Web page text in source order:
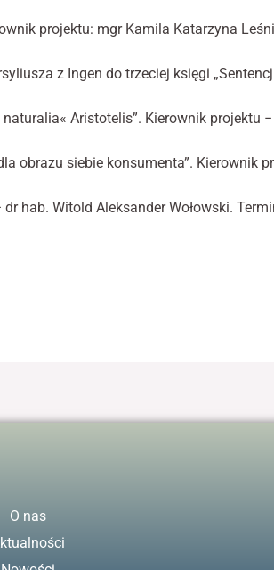
projektu: mgr Kamila Katarzyna
z Ingen do trzeciej księgi
Aristotelis”. Kierownik projektu
obrazu siebie konsumenta”. Kierownik
hab. Witold Aleksander Wołowski.
O nas